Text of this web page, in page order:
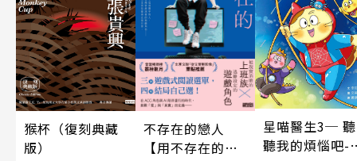
猴杯（復刻典藏
版）
不存在的戀人
【用不存在的
星喵醫生3─ 聽
聽我的煩惱吧-